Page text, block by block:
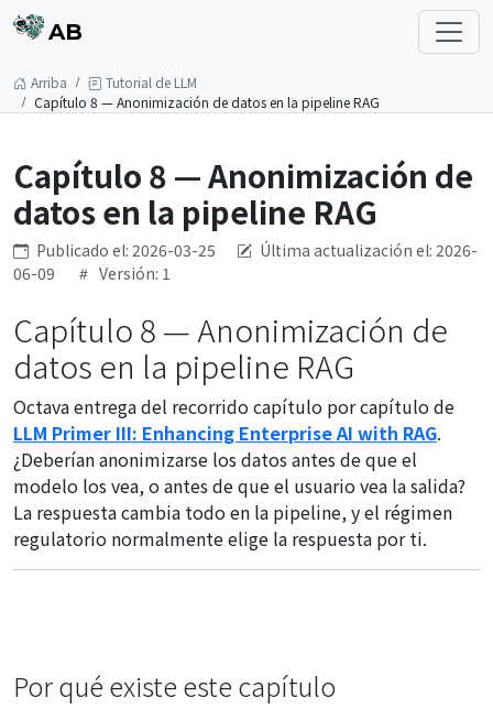
AB
Arriba
Tutorial de LLM
Capítulo 8 — Anonimización de datos en la pipeline RAG
Capítulo 8 — Anonimización de
datos en la pipeline RAG
Publicado el: 2026-03-25
Última actualización el: 2026-
06-09
Versión: 1
Capítulo 8 — Anonimización de
datos en la pipeline RAG
Octava entrega del recorrido capítulo por capítulo de
LLM Primer III: Enhancing Enterprise AI with RAG.
¿Deberían anonimizarse los datos antes de que el
modelo los vea, o antes de que el usuario vea la salida?
La respuesta cambia todo en la pipeline, y el régimen
regulatorio normalmente elige la respuesta por ti.
Por qué existe este capítulo